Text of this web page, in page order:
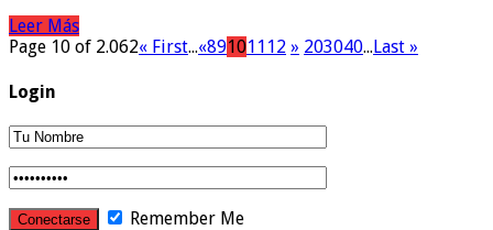
Leer Más
Page 10 of 2.062« First...«891011 12 » 203040... Last »
Login
Remember Me